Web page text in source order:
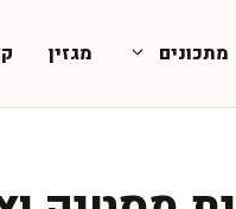
מתכונים מגזין